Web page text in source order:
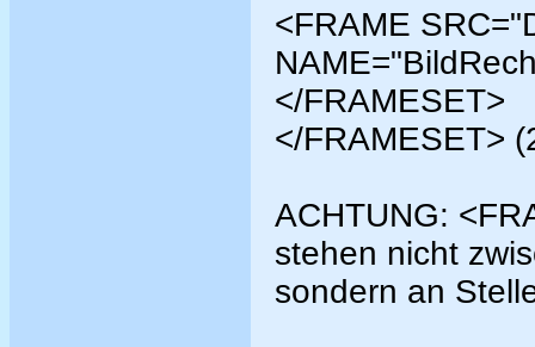
<FRAME
</FRAMESET>
</FRAMESET>
ACHTUNG:
stehen nicht
sondern an